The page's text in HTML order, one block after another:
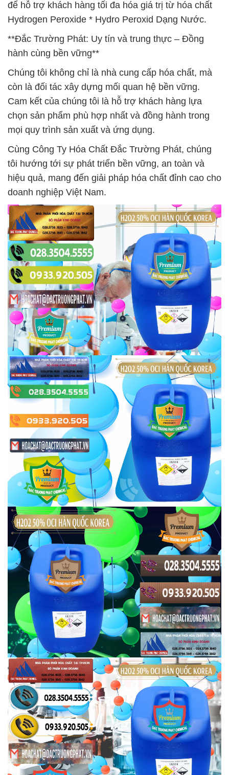
để hỗ trợ khách hàng tối đa hóa giá trị từ hóa chất
Hydrogen Peroxide * Hydro Peroxid Dạng Nước.
**Đắc Trường Phát: Uy tín và trung thực – Đồng
hành cùng bền vững**
Chúng tôi không chỉ là nhà cung cấp hóa chất, mà
còn là đối tác xây dựng mối quan hệ bền vững.
Cam kết của chúng tôi là hỗ trợ khách hàng lựa
chọn sản phẩm phù hợp nhất và đồng hành trong
mọi quy trình sản xuất và ứng dụng.
Cùng Công Ty Hóa Chất Đắc Trường Phát, chúng
tôi hướng tới sự phát triển bền vững, an toàn và
hiệu quả, mang đến giải pháp hóa chất đỉnh cao cho
doanh nghiệp Việt Nam.